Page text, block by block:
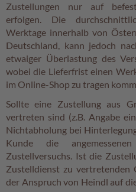
s
c
h
e
n
k
k
ö
r
b
e
G
e
l
e
Zustellungen nur auf
erfolgen. Die
Werktage innerhalb von
Deutschland, kann jedoch
etwaiger Überlastung des
wobei die Lieferfrist einen
im Online-Shop zu tragen
Sollte eine Zustellung aus
vertreten sind (z.B. Angabe
Nichtabholung bei
Kunde die
Zustellversuchs. Ist die
Zustelldienst zu vertretenden
der Anspruch von Heindl auf